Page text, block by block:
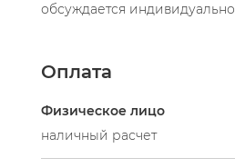
обсуждается индивидуально
Оплата
Физическое лицо
наличный расчет